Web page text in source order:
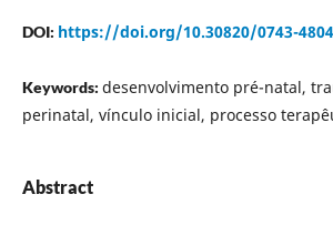
DOI: https://doi.org/10.30820/0743-
Keywords: desenvolvimento pré-natal,
perinatal, vínculo inicial, processo
Abstract